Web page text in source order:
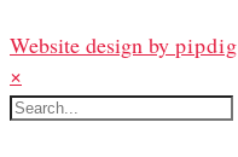
Website design by pipdig
×